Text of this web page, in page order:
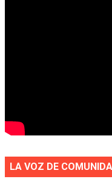
LA VOZ DE